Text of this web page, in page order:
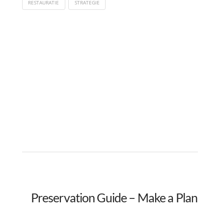
RESTAURATIE STRATEGIE
Preservation Guide – Make a Plan